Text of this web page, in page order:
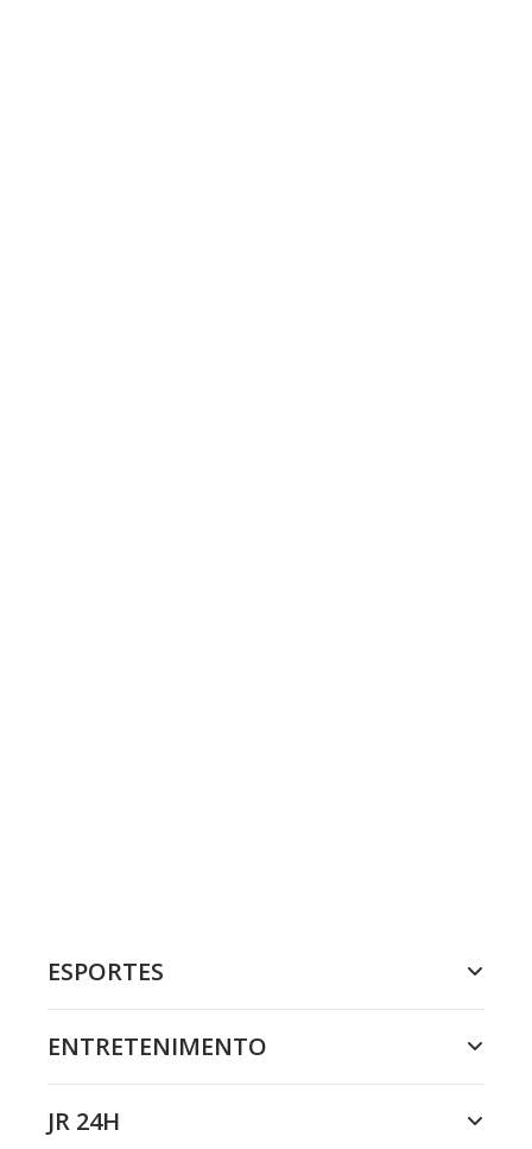
ESPORTES
ENTRETENIMENTO
JR 24H